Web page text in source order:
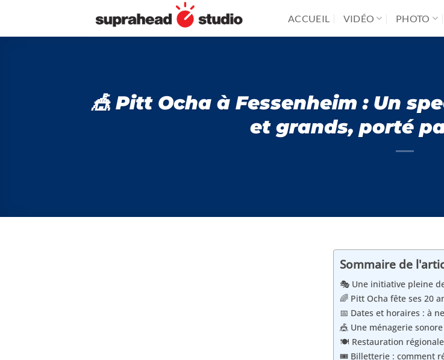
contenu
ACCUEIL VIDÉO PHOTO
🎪 Pitt Ocha à Fessenheim : Un
et grands, porté
Sommaire de
🎭 Une initiative pleine
🌈 Pitt Ocha fête ses 20
📅 Dates et horaires : à
🎪 Une ménagerie
🍽️ Restauration régionale
🎟️ Billetterie : comment